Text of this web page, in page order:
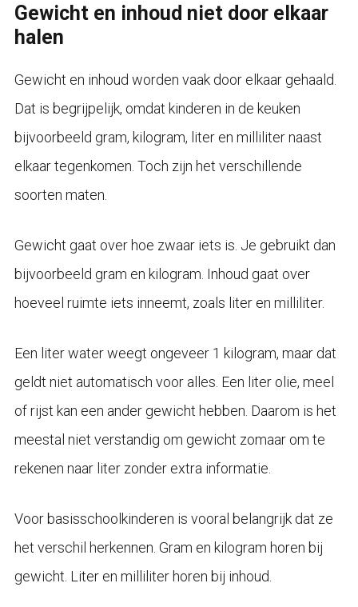
Gewicht en inhoud niet door elkaar
halen
Gewicht en inhoud worden vaak door elkaar gehaald.
Dat is begrijpelijk, omdat kinderen in de keuken
bijvoorbeeld gram, kilogram, liter en milliliter naast
elkaar tegenkomen. Toch zijn het verschillende
soorten maten.
Gewicht gaat over hoe zwaar iets is. Je gebruikt dan
bijvoorbeeld gram en kilogram. Inhoud gaat over
hoeveel ruimte iets inneemt, zoals liter en milliliter.
Een liter water weegt ongeveer 1 kilogram, maar dat
geldt niet automatisch voor alles. Een liter olie, meel
of rijst kan een ander gewicht hebben. Daarom is het
meestal niet verstandig om gewicht zomaar om te
rekenen naar liter zonder extra informatie.
Voor basisschoolkinderen is vooral belangrijk dat ze
het verschil herkennen. Gram en kilogram horen bij
gewicht. Liter en milliliter horen bij inhoud.